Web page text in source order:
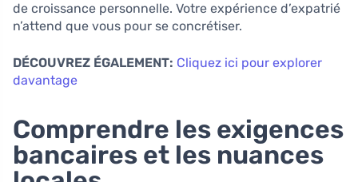
de croissance personnelle. Votre expérience d’expatrié
n’attend que vous pour se concrétiser.
DÉCOUVREZ ÉGALEMENT: Cliquez ici pour explorer
davantage
Comprendre les exigences
bancaires et les nuances